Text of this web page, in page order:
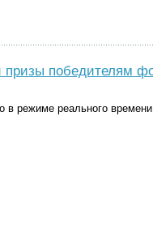
победителям
в режиме реального